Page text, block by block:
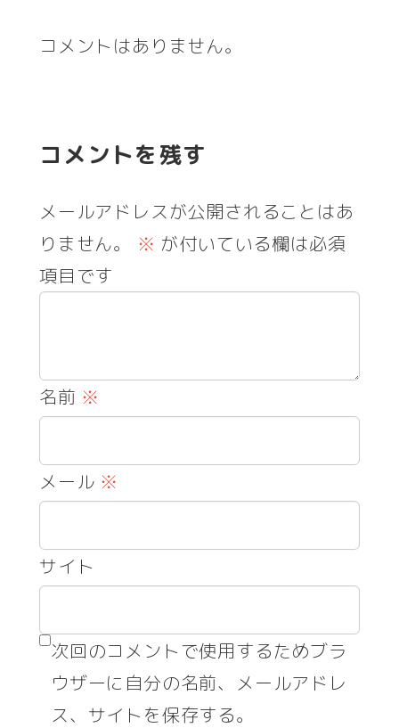
コメントはありません。
コメントを残す
メールアドレスが公開されることはあ
りません。
※ が付いている欄は必須
項目です
名前 ※
メール ※
サイト
次回のコメントで使用するためブラ
ウザーに自分の名前、メールアドレ
ス、サイトを保存する。